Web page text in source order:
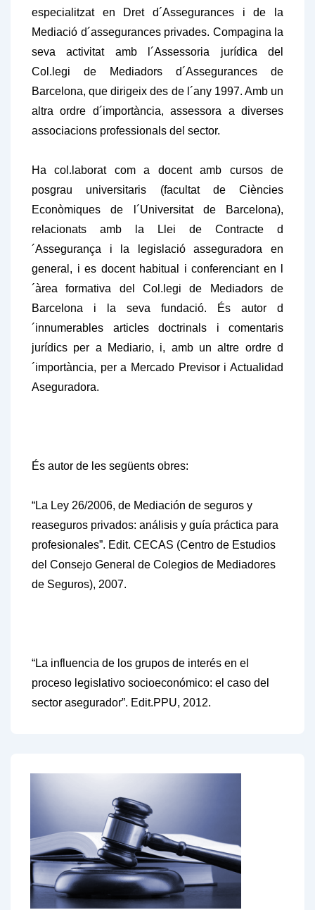
especialitzat en Dret d´Assegurances i de la
Mediació d´assegurances privades. Compagina la
seva activitat amb l´Assessoria jurídica del
Col.legi de Mediadors d´Assegurances de
Barcelona, que dirigeix des de l´any 1997. Amb un
altra ordre d´importància, assessora a diverses
associacions professionals del sector.
Ha col.laborat com a docent amb cursos de
posgrau universitaris (facultat de Ciències
Econòmiques de l´Universitat de Barcelona),
relacionats amb la Llei de Contracte d
´Assegurança i la legislació asseguradora en
general, i es docent habitual i conferenciant en l
´àrea formativa del Col.legi de Mediadors de
Barcelona i la seva fundació. És autor d
´innumerables articles doctrinals i comentaris
jurídics per a
Mediario, i, amb un altre ordre d
´importància, per a Mercado PrevisoriActualidad
Aseguradora.
És autor de les següents obres:
“La Ley 26/2006, de Mediación de seguros y
reaseguros privados: análisis y guía práctica para
profesionales”. Edit. CECAS (Centro de Estudios
del Consejo General de Colegios de Mediadores
de Seguros), 2007.
“La influencia de los grupos de interés en el
proceso legislativo socioeconómico: el caso del
sector asegurador”. Edit.PPU, 2012.